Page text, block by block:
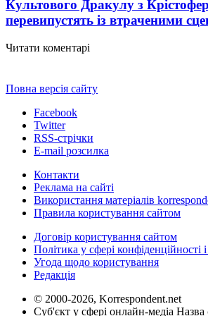
Культового Дракулу з
перевипустять із втраченими
Читати коментарі
Повна версія сайту
Facebook
Twitter
RSS-стрічки
E-mail розсилка
Контакти
Реклама на сайті
Використання матеріалів
Правила користування сайтом
Договір користування сайтом
Політика у сфері конфіденційності
Угода щодо користування
Редакція
© 2000-2026, Korrespondent.net
Суб'єкт у сфері онлайн-медіа